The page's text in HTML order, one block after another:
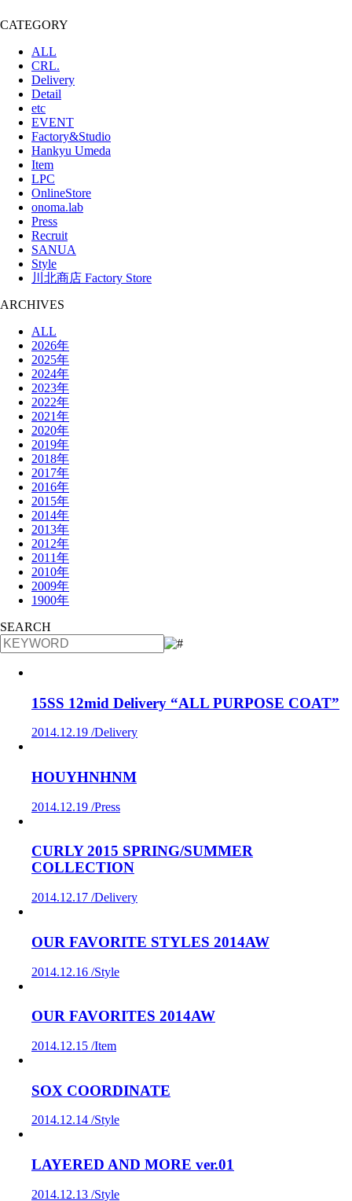
CATEGORY
ALL
CRL.
Delivery
Detail
etc
EVENT
Factory&Studio
Hankyu Umeda
Item
LPC
OnlineStore
onoma.lab
Press
Recruit
SANUA
Style
川北商店 Factory Store
ARCHIVES
ALL
2026年
2025年
2024年
2023年
2022年
2021年
2020年
2019年
2018年
2017年
2016年
2015年
2014年
2013年
2012年
2011年
2010年
2009年
1900年
SEARCH
15SS 12mid Delivery “ALL PURPOSE COAT”
2014.12.19 /Delivery
HOUYHNHNM
2014.12.19 /Press
CURLY 2015 SPRING/SUMMER
COLLECTION
2014.12.17 /Delivery
OUR FAVORITE STYLES 2014AW
2014.12.16 /Style
OUR FAVORITES 2014AW
2014.12.15 /Item
SOX COORDINATE
2014.12.14 /Style
LAYERED AND MORE ver.01
2014.12.13 /Style